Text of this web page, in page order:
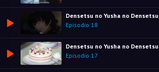
Densetsu no Yusha no Densetsu
Episodio 18
Densetsu no Yusha no Densetsu
Episodio 17